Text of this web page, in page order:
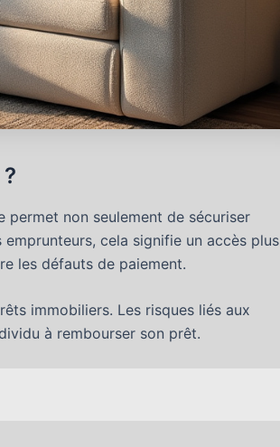
permet non seulement de sécuriser
emprunteurs, cela signifie un accès plus
les défauts de paiement.
immobiliers. Les risques liés aux
à rembourser son prêt.